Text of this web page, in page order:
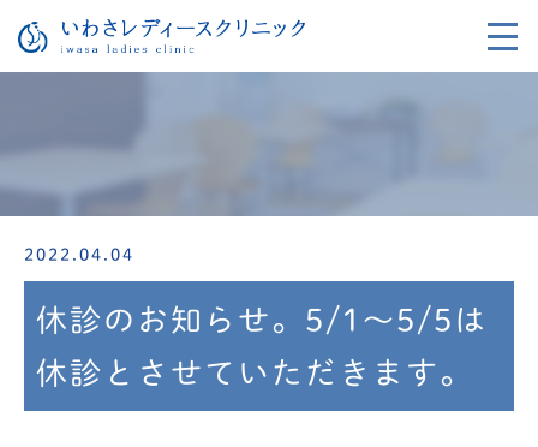
2022.04.04
休診のお知らせ。5/1～5/5は
休診とさせていただきます。